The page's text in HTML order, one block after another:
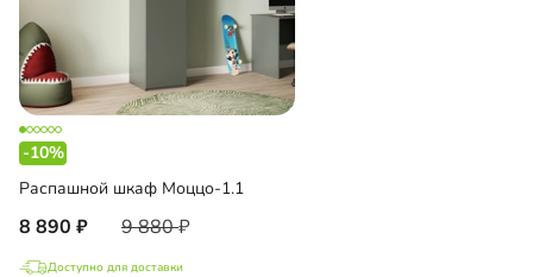
-10%
Распашной шкаф Моццо-1.1
8 890 9 880
Доступно для доставки